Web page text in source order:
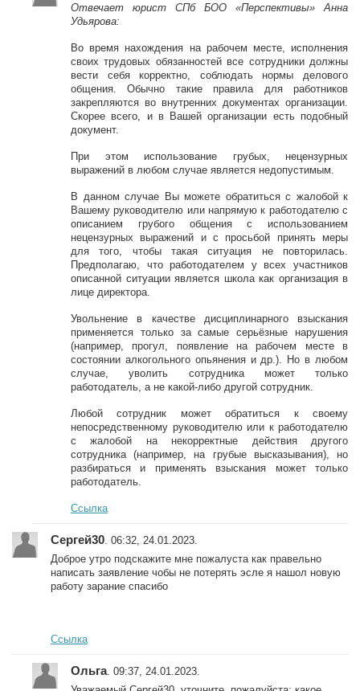
Отвечает юрист СПб БОО «Перспективы» Анна
Удьярова:
Во время нахождения на рабочем месте, исполнения
своих трудовых обязанностей все сотрудники должны
вести себя корректно, соблюдать нормы делового
общения. Обычно такие правила для работников
закрепляются во внутренних документах организации.
Скорее всего, и в Вашей организации есть подобный
документ.
При этом использование грубых, нецензурных
выражений в любом случае является недопустимым.
В данном случае Вы можете обратиться с жалобой к
Вашему руководителю или напрямую к работодателю с
описанием грубого общения с использованием
нецензурных выражений и с просьбой принять меры
для того, чтобы такая ситуация не повторилась.
Предполагаю, что работодателем у всех участников
описанной ситуации является школа как организация в
лице директора.
Увольнение в качестве дисциплинарного взыскания
применяется только за самые серьёзные нарушения
(например, прогул, появление на рабочем месте в
состоянии алкогольного опьянения и др.). Но в любом
случае, уволить сотрудника может только
работодатель, а не какой-либо другой сотрудник.
Любой сотрудник может обратиться к своему
непосредственному руководителю или к работодателю
с жалобой на некорректные действия другого
сотрудника (например, на грубые высказывания), но
разбираться и применять взыскания может только
работодатель.
Ссылка
Сергей30 . 06:32, 24.01.2023.
Доброе утро подскажите мне пожалуста как правельно
написать заявление чобы не потерять эсле я нашол новую
работу зарание спасибо
Ссылка
Ольга. 09:37, 24.01.2023.